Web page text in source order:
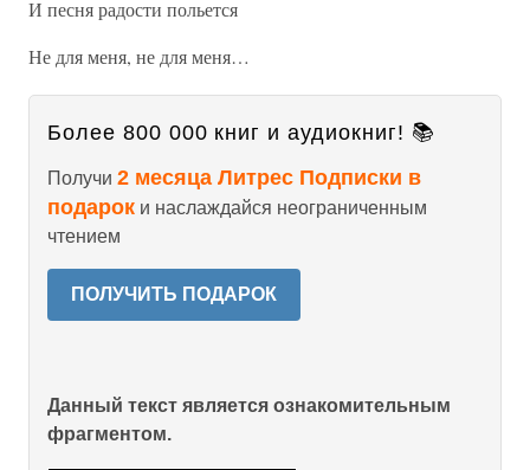
И песня радости польется
Не для меня, не для меня…
Более 800 000 книг и аудиокниг! 📚
Получи 2 месяца Литрес Подписки в
подарок и наслаждайся неограниченным
чтением
ПОЛУЧИТЬ ПОДАРОК
Данный текст является ознакомительным
фрагментом.